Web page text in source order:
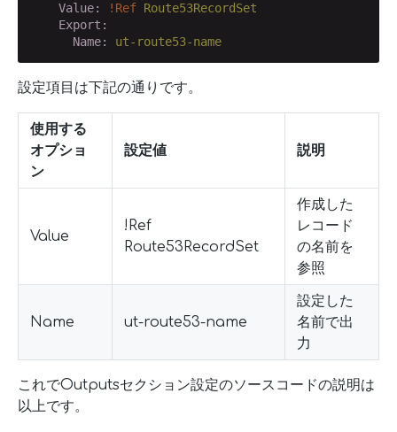
    Value:
!Ref Route53RecordSet
    Export:
      Name:
ut-route53-name
設定項目は下記の通りです。
使用する
オプショ
ン
設定値 説明
Value
!Ref
Route53RecordSet
作成した
レコード
の名前を
参照
Name ut-route53-name
設定した
名前で出
力
これでOutputsセクション設定のソースコードの説明は
以上です。